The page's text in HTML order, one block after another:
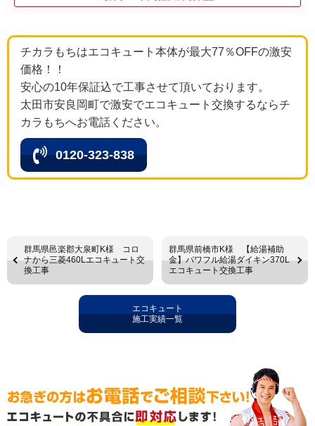
チカラもちはエコキュート本体が最大77％OFFの激安
価格！！
安心の10年保証込で工事させて頂いております。
太田市安良岡町で激安でエコキュート交換するならチ
カラもちへお電話ください。
0120-323-838
群馬県邑楽郡大泉町K様 コロ
ナから三菱460Lエコキュート交
換工事
群馬県前橋市K様 【給湯補助
金】パワフル給湯ダイキン370L
エコキュート交換工事
エコキュート
施工実績一覧